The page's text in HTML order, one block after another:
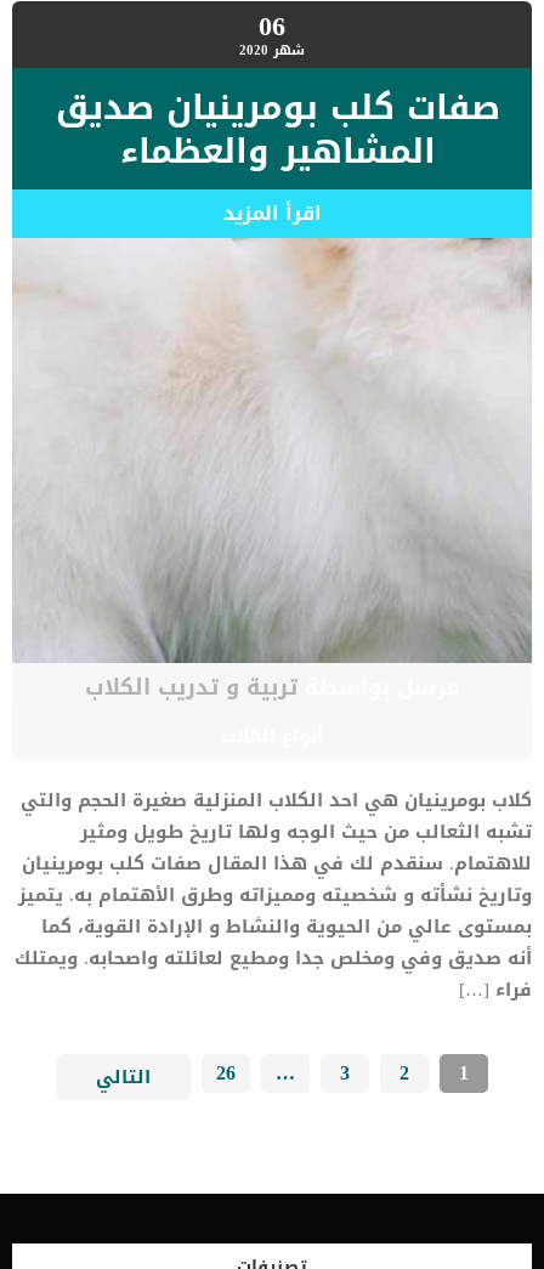
06شهر 2020
صفات كلب بومرينيان صديق
المشاهير والعظماء
اقرأ المزيد
مرسل بواسطةتربية و تدريب الكلاب
كلاب بومرينيان هي احد الكلاب المنزلية صغيرة الحجم والتي
تشبه الثعالب من حيث الوجه ولها تاريخ طويل ومثير
للاهتمام. سنقدم لك في هذا المقال صفات كلب بومرينيان
وتاريخ نشأته و شخصيته ومميزاته وطرق الأهتمام به. يتميز
بمستوى عالي من الحيوية والنشاط و الإرادة القوية، كما
أنه صديق وفي ومخلص جدا ومطيع لعائلته واصحابه. ويمتلك
فراء […]
1
2
3
…
26 التالي